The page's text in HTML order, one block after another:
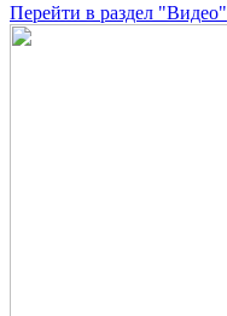
Перейти в раздел "Видео"